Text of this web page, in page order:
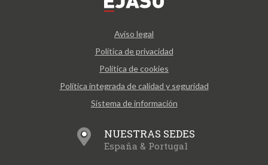
Aviso legal
Política de privacidad
Política de cookies
Política integrada de calidad y seguridad
Sistema de información
NUESTRAS SEDES
España & Portugal